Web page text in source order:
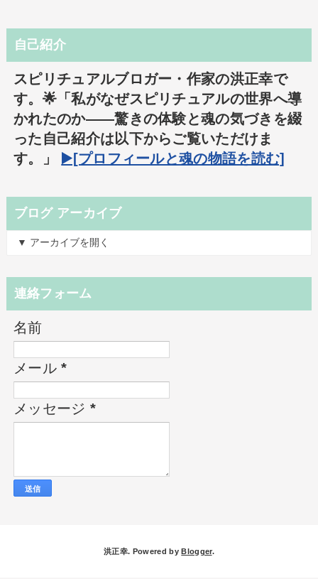
自己紹介
スピリチュアルブロガー・作家の洪正幸で
す。🌟「私がなぜスピリチュアルの世界へ導
かれたのか――驚きの体験と魂の気づきを綴
った自己紹介は以下からご覧いただけま
す。」
▶️[プロフィールと魂の物語を読む]
ブログ アーカイブ
▼ アーカイブを開く
連絡フォーム
名前
メール*
メッセージ *
洪正幸. Powered byBlogger.